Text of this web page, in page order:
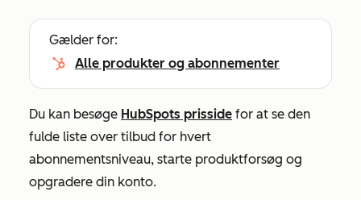
Gælder for:
Alle produkter og abonnementer
Du kan besøge HubSpots prisside for at se den
fulde liste over tilbud for hvert
abonnementsniveau, starte produktforsøg og
opgradere din konto.